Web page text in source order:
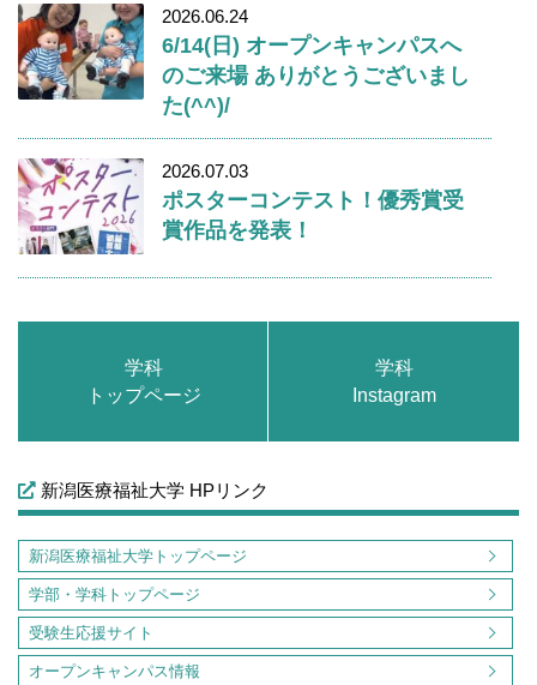
2026.06.24
6/14(日) オープンキャンパスへ
のご来場 ありがとうございまし
た(^^)/
2026.07.03
ポスターコンテスト！優秀賞受
賞作品を発表！
学科
トップページ
学科
Instagram
新潟医療福祉大学 HPリンク
新潟医療福祉大学トップページ
学部・学科トップページ
受験生応援サイト
オープンキャンパス情報